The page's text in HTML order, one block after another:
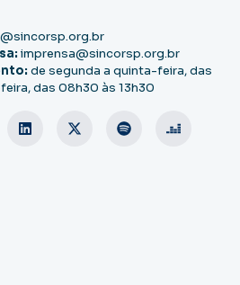
imprensa@sincorsp.org.br
de segunda a quinta-feira, das
das 08h30 às 13h30